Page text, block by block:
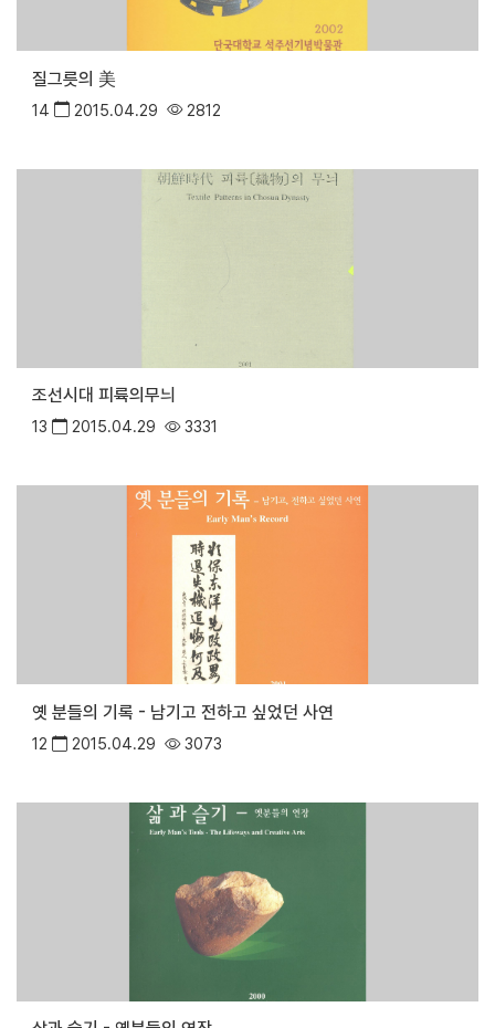
질그릇의 美
14 2015.04.29 2812
조선시대 피륙의무늬
13 2015.04.29 3331
옛 분들의 기록 - 남기고 전하고 싶었던 사연
12 2015.04.29 3073